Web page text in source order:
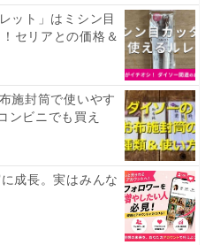
ット」はミシン目
セリアとの価格＆
施封筒で使いやす
ンビニでも買え
成長。実はみんな